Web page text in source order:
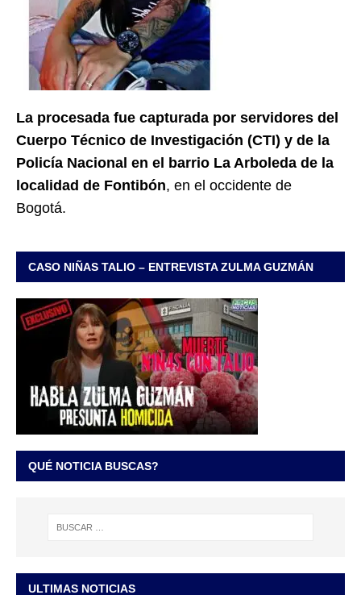
La procesada fue capturada por servidores del
Cuerpo Técnico de Investigación (CTI) y de la
Policía Nacional en el barrio La Arboleda de la
localidad de Fontibón, en el occidente de
Bogotá.
CASO NIÑAS TALIO – ENTREVISTA ZULMA GUZMÁN
QUÉ NOTICIA BUSCAS?
ULTIMAS NOTICIAS